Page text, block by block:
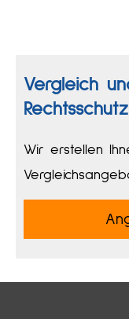
Vergleich
Rechtsschutz
Wir erstellen